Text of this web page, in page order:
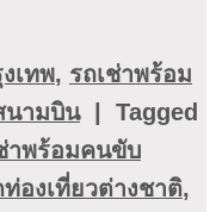
เทพ, รถเช่าพร้อม
นามบิน
Tagged
าพร้อมคนขับ
องเที่ยวต่างชาติ,